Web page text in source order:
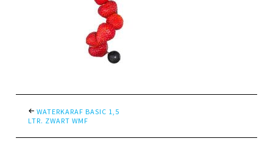
WATERKARAF BASIC 1,5
LTR. ZWART WMF